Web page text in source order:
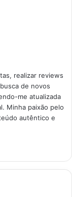
realizar reviews
de novos
me atualizada
Minha paixão pelo
autêntico e